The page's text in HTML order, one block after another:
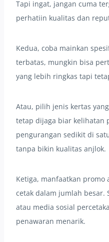
Tapi ingat, jangan cuma
perhatiin kualitas dan
Kedua, coba mainkan
terbatas, mungkin bisa
yang lebih ringkas tapi
Atau, pilih jenis kertas
tetap dijaga biar kelihatan
pengurangan sedikit di
tanpa bikin kualitas anjlok.
Ketiga, manfaatkan promo
cetak dalam jumlah besar.
atau media sosial
penawaran menarik.